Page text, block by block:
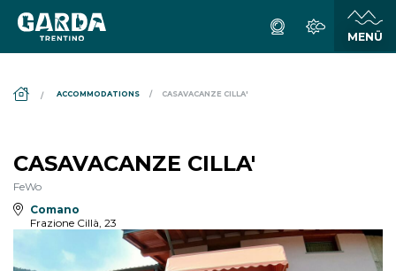
ACCOMMODATIONS CASAVACANZE CILLA'
CASAVACANZE CILLA'
FeWo
Comano
Frazione Cillà, 23